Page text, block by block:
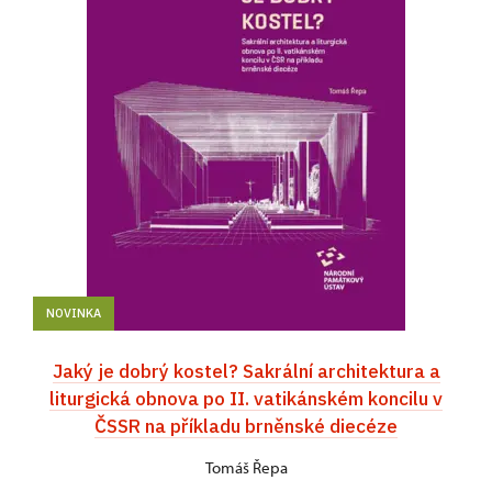
NOVINKA
Jaký je dobrý kostel? Sakrální architektura a
liturgická obnova po II. vatikánském koncilu v
ČSSR na příkladu brněnské diecéze
Tomáš Řepa